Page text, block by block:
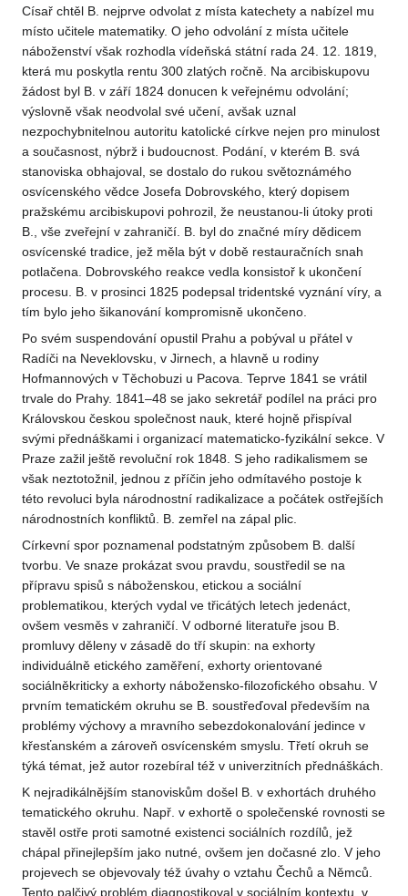
Císař chtěl B. nejprve odvolat z místa katechety a nabízel mu
místo učitele matematiky. O jeho odvolání z místa učitele
náboženství však rozhodla vídeňská státní rada 24. 12. 1819,
která mu poskytla rentu 300 zlatých ročně. Na arcibiskupovu
žádost byl B. v září 1824 donucen k veřejnému odvolání;
výslovně však neodvolal své učení, avšak uznal
nezpochybnitelnou autoritu katolické církve nejen pro minulost
a současnost, nýbrž i budoucnost. Podání, v kterém B. svá
stanoviska obhajoval, se dostalo do rukou světoznámého
osvícenského vědce Josefa Dobrovského, který dopisem
pražskému arcibiskupovi pohrozil, že neustanou-li útoky proti
B., vše zveřejní v zahraničí. B. byl do značné míry dědicem
osvícenské tradice, jež měla být v době restauračních snah
potlačena. Dobrovského reakce vedla konsistoř k ukončení
procesu. B. v prosinci 1825 podepsal tridentské vyznání víry, a
tím bylo jeho šikanování kompromisně ukončeno.
Po svém suspendování opustil Prahu a pobýval u přátel v
Radíči na Neveklovsku, v Jirnech, a hlavně u rodiny
Hofmannových v Těchobuzi u Pacova. Teprve 1841 se vrátil
trvale do Prahy. 1841–48 se jako sekretář podílel na práci pro
Královskou českou společnost nauk, které hojně přispíval
svými přednáškami i organizací matematicko-fyzikální sekce. V
Praze zažil ještě revoluční rok 1848. S jeho radikalismem se
však neztotožnil, jednou z příčin jeho odmítavého postoje k
této revoluci byla národnostní radikalizace a počátek ostřejších
národnostních konfliktů. B. zemřel na zápal plic.
Církevní spor poznamenal podstatným způsobem B. další
tvorbu. Ve snaze prokázat svou pravdu, soustředil se na
přípravu spisů s náboženskou, etickou a sociální
problematikou, kterých vydal ve třicátých letech jedenáct,
ovšem vesměs v zahraničí. V odborné literatuře jsou B.
promluvy děleny v zásadě do tří skupin: na exhorty
individuálně etického zaměření, exhorty orientované
sociálněkriticky a exhorty nábožensko-filozofického obsahu. V
prvním tematickém okruhu se B. soustřeďoval především na
problémy výchovy a mravního sebezdokonalování jedince v
křesťanském a zároveň osvícenském smyslu. Třetí okruh se
týká témat, jež autor rozebíral též v univerzitních přednáškách.
K nejradikálnějším stanoviskům došel B. v exhortách druhého
tematického okruhu. Např. v exhortě o společenské rovnosti se
stavěl ostře proti samotné existenci sociálních rozdílů, jež
chápal přinejlepším jako nutné, ovšem jen dočasné zlo. V jeho
projevech se objevovaly též úvahy o vztahu Čechů a Němců.
Tento palčivý problém diagnostikoval v sociálním kontextu, v